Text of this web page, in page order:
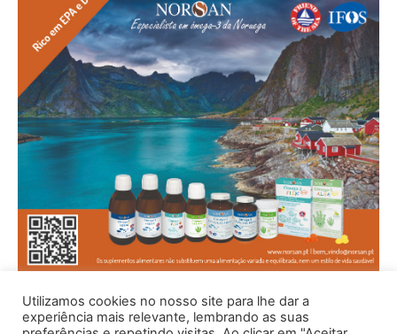
Utilizamos cookies no nosso site para lhe dar a
experiência mais relevante, lembrando as suas